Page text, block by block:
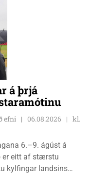
á þrjá
efni 06.08.2026
kl.
6.–9. ágúst á
er eitt af stærstu
kylfingar landsins